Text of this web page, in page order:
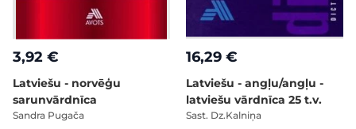
3,92 €
Latviešu - norvēģu
sarunvārdnīca
Sandra Pugača
16,29 €
Latviešu - angļu/angļu -
latviešu vārdnīca 25 t.v.
Sast. Dz.Kalniņa